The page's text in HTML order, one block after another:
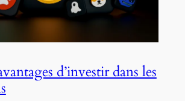
d’investir dans les